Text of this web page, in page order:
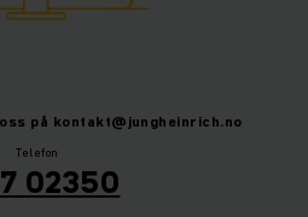
på kontakt@jungheinrich.no
Telefon
02350